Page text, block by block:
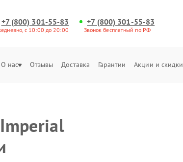
+7 (800) 301-55-83
с 10:00 до 20:00
+7 (800) 301-55-83
Звонок бесплатный по РФ
О нас Отзывы Доставка Гарантии Акции и скидки